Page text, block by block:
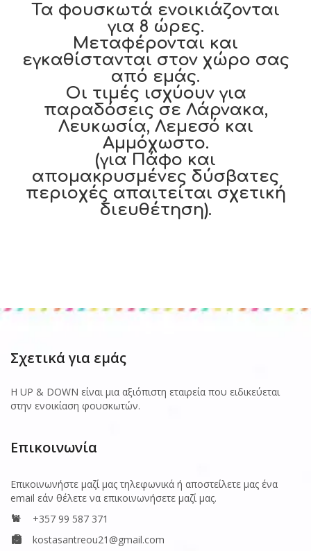
Τα φουσκωτά ενοικιάζονται
για 8 ώρες.
Μεταφέρονται και
εγκαθίστανται στον χώρο σας
από εμάς.
Οι τιμές ισχύουν για
παραδόσεις σε Λάρνακα,
Λευκωσία, Λεμεσό και
Αμμόχωστο.
(για Πάφο και
απομακρυσμένες δύσβατες
περιοχές απαιτείται σχετική
διευθέτηση).
Σχετικά για εμάς
Η UP & DOWN είναι μια αξιόπιστη εταιρεία που ειδικεύεται
στην ενοικίαση φουσκωτών.
Επικοινωνία
Επικοινωνήστε μαζί μας τηλεφωνικά ή αποστείλετε μας ένα
email εάν θέλετε να επικοινωνήσετε μαζί μας.
+357 99 587 371
kostasantreou21@gmail.com